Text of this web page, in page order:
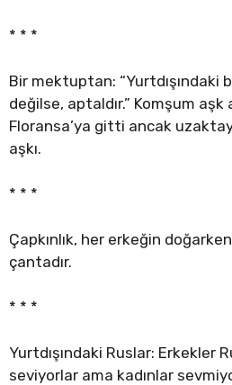
* * *
Bir mektuptan: “Yurtdışındaki
değilse, aptaldır.” Komşum aşk
Floransa’ya gitti ancak
aşkı.
* * *
Çapkınlık, her erkeğin
çantadır.
* * *
Yurtdışındaki Ruslar: Erkekler
seviyorlar ama kadınlar